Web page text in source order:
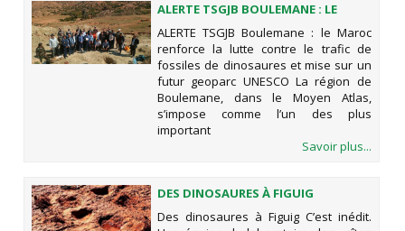
ALERTE TSGJB BOULEMANE : LE
MAROC RENFORCE LA LUTTE
CONTRE LE TRAFIC DE FOSSILES DE
DINOSAURES ET MISE SUR UN
FUTUR GEOPARC UNESCO
ALERTE TSGJB Boulemane : le Maroc
renforce la lutte contre le trafic de
fossiles de dinosaures et mise sur un
futur geoparc UNESCO La région de
Boulemane, dans le Moyen Atlas,
s’impose comme l’un des plus
important
Savoir plus...
DES DINOSAURES À FIGUIG
Des dinosaures à Figuig C’est inédit.